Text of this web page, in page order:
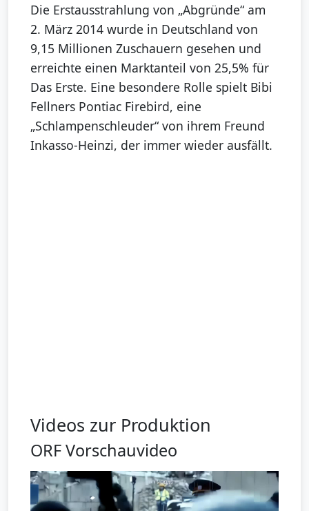
Die Erstausstrahlung von „Abgründe“ am
2. März 2014 wurde in Deutschland von
9,15 Millionen Zuschauern gesehen und
erreichte einen Marktanteil von 25,5% für
Das Erste. Eine besondere Rolle spielt Bibi
Fellners Pontiac Firebird, eine
„Schlampenschleuder“ von ihrem Freund
Inkasso-Heinzi, der immer wieder ausfällt.
Videos zur Produktion
ORF Vorschauvideo